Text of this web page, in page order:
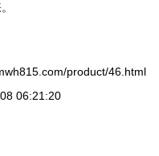
product/46.html
06:21:20